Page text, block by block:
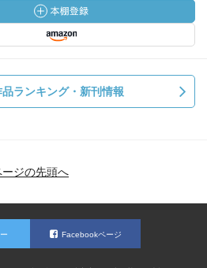
ランキング・新刊情報
ージの先頭へ
Facebookページ